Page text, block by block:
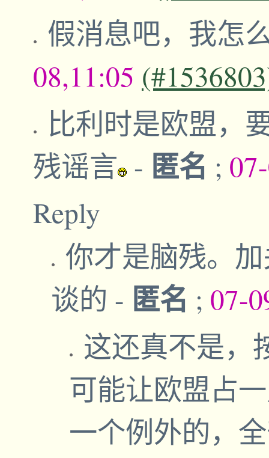
假消息吧，我怎
08,11:05
比利时是欧盟，
残谣言 - 匿名 ;
Reply
你才是脑残。
谈的 - 匿名 ; 07-
这还真不是，
可能让欧盟占
一个例外的，